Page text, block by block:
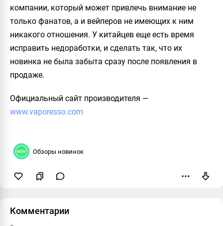
компании, который может привлечь внимание не
только фанатов, а и вейперов не имеющих к ним
никакого отношения. У китайцев еще есть время
исправить недоработки, и сделать так, что их
новинка не была забыта сразу после появления в
продаже.
Официальный сайт производителя —
www.vaporesso.com
Обзоры новинок
Комментарии